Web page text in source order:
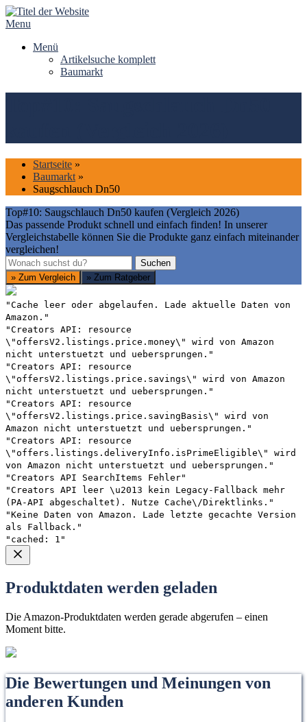
Skip
to
Menu
Menü
Artikelsuche komplett
Baumarkt
Startseite »
Baumarkt »
Saugschlauch Dn50
Top#10: Saugschlauch Dn50 kaufen (Vergleich 2026)
Das passende Produkt schnell und einfach finden! In unserer
Vergleichstabelle können Sie die Produkte ganz einfach miteinander
vergleichen!
Suchen
Suchen
» Zum Vergleich
» Zum Ratgeber
"Cache leer oder abgelaufen. Lade aktuelle Daten von
Amazon."
"Creators API: resource
\"offersV2.listings.price.money\" wird von Amazon
nicht unterstuetzt und uebersprungen."
"Creators API: resource
\"offersV2.listings.price.savings\" wird von Amazon
nicht unterstuetzt und uebersprungen."
"Creators API: resource
\"offersV2.listings.price.savingBasis\" wird von
Amazon nicht unterstuetzt und uebersprungen."
"Creators API: resource
\"offers.listings.deliveryInfo.isPrimeEligible\" wird
von Amazon nicht unterstuetzt und uebersprungen."
"Creators API SearchItems Fehler"
"Creators API leer \u2013 kein Legacy-Fallback mehr
(PA-API abgeschaltet). Nutze Cache\/Direktlinks."
"Keine Daten von Amazon. Lade letzte gecachte Version
als Fallback."
"cached: 1"
Produktdaten werden geladen
Die Amazon-Produktdaten werden gerade abgerufen – einen
Moment bitte.
Die Bewertungen und Meinungen von
anderen Kunden